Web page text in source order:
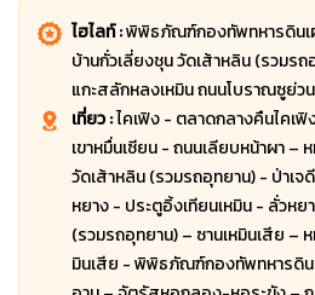
ไฮไลท์ :พิพิธภัณฑ์กองทัพทหารดินเ
บ้านกั่วเลี่ยงชุน วัดเส้าหลิน (รวมร
แกะสลักหลงเหมิน ถนนโบราณซูย่วน
เที่ยว :ไคเฟิง - ตลาดกลางคืนไคเ
เขาหมื่นเซียน - ถนนเลียบหน้าผา –
วัดเส้าหลิน (รวมรถอุทยาน) - ป่าเ
หยาง - ประตูอิ้งเทียนเหมิน - ลั่วหย
(รวมรถอุทยาน) – ซานเหมินเสีย –
มินเสีย - พิพิธภัณฑ์กองทัพทหารดิน